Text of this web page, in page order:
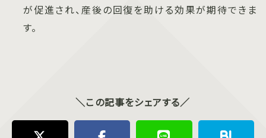
が促進され、産後の回復を助ける効果が期待できま
す。
＼この記事をシェアする／